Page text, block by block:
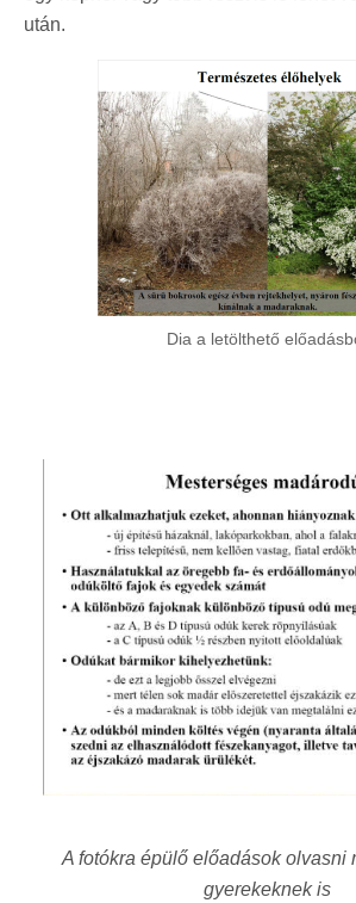
után.
Dia a letölthető
A fotókra épülő előadások olvasni
gyerekeknek is